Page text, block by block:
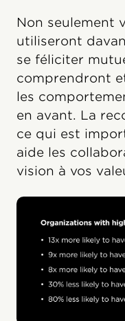
Non seulement
utiliseront
se féliciter
comprendront
les
en avant. La
ce qui est
aide les
vision à vos